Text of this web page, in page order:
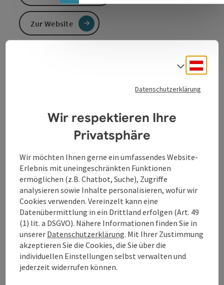
E-Bike Ladestation für Fahrräder am Marktplatz
am Marktplatz in St. Martin im Mühlkreis an der
Kontakt
Öffnungszeiten
Anreise/Lage
Eignung
Zur Website
Datenschutzerklärung
Wir respektieren Ihre
Privatsphäre
Wir möchten Ihnen gerne ein umfassendes Website-
Erlebnis mit uneingeschränkten Funktionen
ermöglichen (z.B. Chatbot, Suche), Zugriffe
analysieren sowie Inhalte personalisieren, wofür wir
Cookies verwenden. Vereinzelt kann eine
Datenübermittlung in ein Drittland erfolgen (Art. 49
(1) lit. a DSGVO). Nähere Informationen finden Sie in
unserer Datenschutzerklärung. Mit Ihrer Zustimmung
akzeptieren Sie die Cookies, die Sie über die
individuellen Einstellungen selbst verwalten und
jederzeit widerrufen können.